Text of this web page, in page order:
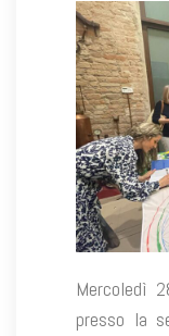
Mercoledì
presso la